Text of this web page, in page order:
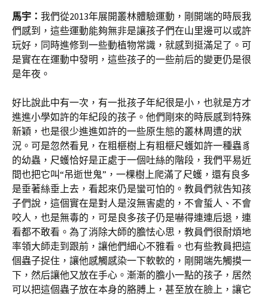
馬宇： 我們從2013年展開叢林體驗運動，剛開端的時辰我
們感到，這些運動能夠無非是讓孩子們在山里邊可以或許
玩好，同時進修到一些動植物常識，就感到挺滿足了。可
是實在在運動中發明，這些孩子的一些前后的變更仍是很
是年夜。
好比說此中有一次，有一批孩子年紀很是小，也就是方才
進進小學如許的年紀段的孩子。他們剛來的時辰感到特殊
新穎，也是很少進進如許的一些原生態的叢林周遭的狀
況。可是忽然看見，在粗榧樹上有粗榧尺蠖如許一種蟲豸
的幼蟲，尺蠖恰好是正處于一個吐絲的階段，我們平易近
間也把它叫“吊逝世鬼”，一棵樹上爬滿了尺蠖，還有良多
是垂著絲垂上去，看起來仍是蠻可怕的。教員們就告知孩
子們說，這個實在是對人是沒無害處的，不會蜇人、不會
咬人，也是無毒的，可是良多孩子仍是嚇得連連后退，連
看都不敢看。為了消除大師的膽怯心思，教員們很耐煩地
率領大師走到跟前，讓他們細心不雅看。也有些教員把這
個蟲子捉住，讓他感觸感染一下軟軟的，剛開端先觸摸一
下，然后讓他又放在手心。漸漸的膽小一點的孩子，居然
可以把這個蟲子放在本身的胳膊上，甚至放在臉上，讓它